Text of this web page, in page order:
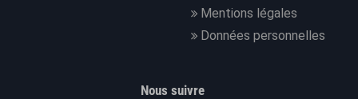
Mentions légales
Données personnelles
Nous suivre